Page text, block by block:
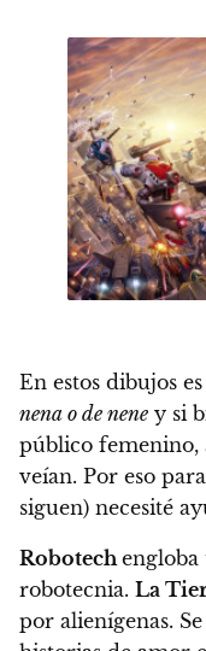
En estos dibujos
nena o de nene y si
público femenino,
veían. Por eso
siguen) necesité
Robotech engloba
robotecnia. La
por alienígenas.